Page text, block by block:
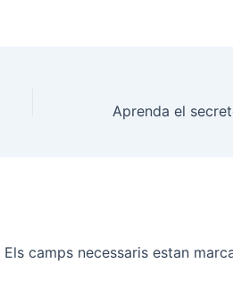
Els camps necessaris estan